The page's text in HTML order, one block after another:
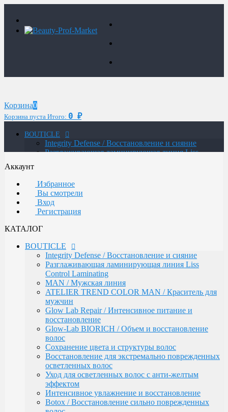
Корзина0
Корзина пуста Итого: 0 ₽
BOUTICLE
Integrity Defense / Восстановление и сияние
Разглаживающая ламинирующая линия Liss
ATELIER TREND COLOR MAN / Краситель для
мужчин
Glow Lab Repair / Интенсивное питание и
восстановление
Glow-Lab BIORICH / Объем и восстановление
Восстановление для экстремально поврежденных
осветленных волос
Уход для осветленных волос с анти-желтым
эффектом
Интенсивное увлажнение и восстановление
Botox / Восстановление сильно поврежденных
волос
Укрепление для безжизненных и ломких волос и
чувствительной кожи головы
Термозащитная линия
Воcстановление волос с системой ANTI AGE
EXPERT COLOR / Перманентный крем-краситель
для волос (108 оттенков)
Окисляющая эмульсия / Developer
Atelier Color Integrative / Полуперманентный
краситель для тонирования волос (41 оттенок)
Bleacher Powder / Обесцвечивающие средства для
волос
Artistic Style / Средства для стайлинга
Аккаунт
Избранное
Вы смотрели
Вход
Регистрация
КАТАЛОГ
BOUTICLE
Integrity Defense / Восстановление и сияние
Разглаживающая ламинирующая линия Liss
Control Laminating
MAN / Мужская линия
ATELIER TREND COLOR MAN / Краситель для
мужчин
Glow Lab Repair / Интенсивное питание и
восстановление
Glow-Lab BIORICH / Объем и восстановление
волос
Сохранение цвета и структуры волос
Восстановление для экстремально поврежденных
осветленных волос
Уход для осветленных волос с анти-желтым
эффектом
Интенсивное увлажнение и восстановление
Botox / Восстановление сильно поврежденных